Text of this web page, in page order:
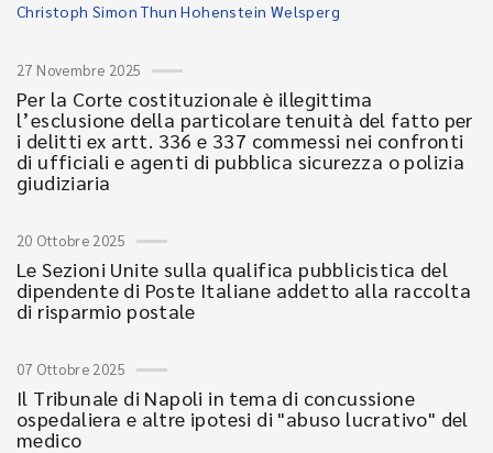
Christoph Simon Thun Hohenstein Welsperg
27 Novembre 2025
Per la Corte costituzionale è illegittima
l’esclusione della particolare tenuità del fatto per
i delitti ex artt. 336 e 337 commessi nei confronti
di ufficiali e agenti di pubblica sicurezza o polizia
giudiziaria
20 Ottobre 2025
Le Sezioni Unite sulla qualifica pubblicistica del
dipendente di Poste Italiane addetto alla raccolta
di risparmio postale
07 Ottobre 2025
Il Tribunale di Napoli in tema di concussione
ospedaliera e altre ipotesi di "abuso lucrativo" del
medico